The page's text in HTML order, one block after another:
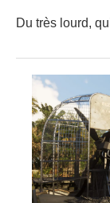
Du très lourd,